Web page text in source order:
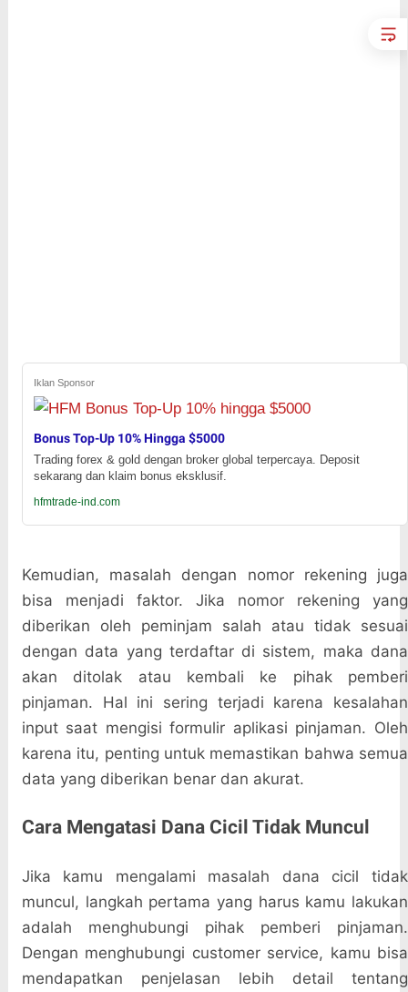
Iklan Sponsor
Bonus Top-Up 10% Hingga $5000
Trading forex & gold dengan broker global terpercaya. Deposit
sekarang dan klaim bonus eksklusif.
hfmtrade-ind.com
Kemudian, masalah dengan nomor rekening juga
bisa menjadi faktor. Jika nomor rekening yang
diberikan oleh peminjam salah atau tidak sesuai
dengan data yang terdaftar di sistem, maka dana
akan ditolak atau kembali ke pihak pemberi
pinjaman. Hal ini sering terjadi karena kesalahan
input saat mengisi formulir aplikasi pinjaman. Oleh
karena itu, penting untuk memastikan bahwa semua
data yang diberikan benar dan akurat.
Cara Mengatasi Dana Cicil Tidak Muncul
Jika kamu mengalami masalah dana cicil tidak
muncul, langkah pertama yang harus kamu lakukan
adalah menghubungi pihak pemberi pinjaman.
Dengan menghubungi customer service, kamu bisa
mendapatkan penjelasan lebih detail tentang